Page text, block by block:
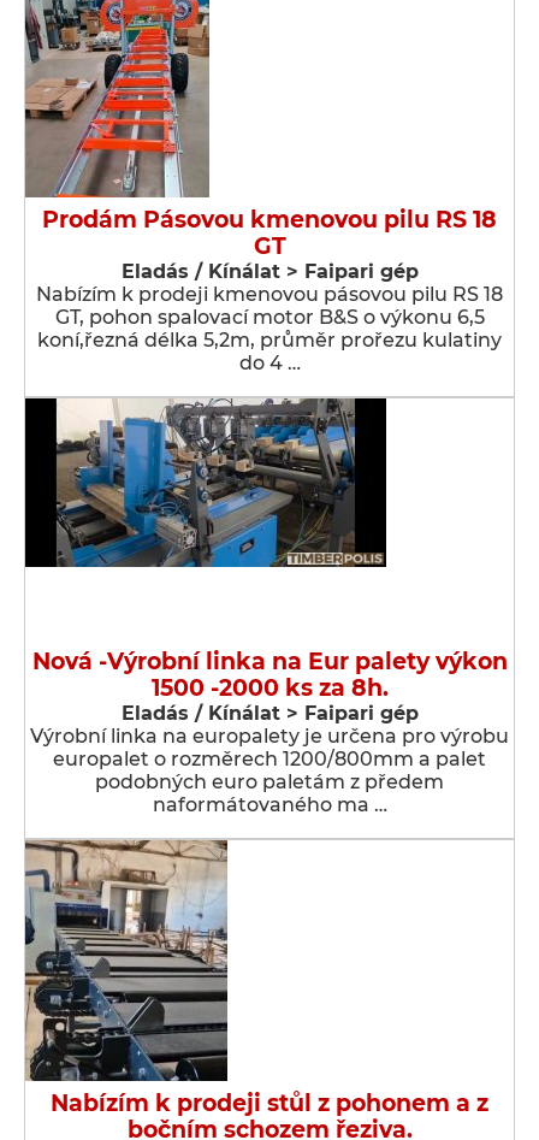
Prodám Pásovou kmenovou pilu RS 18
GT
Eladás / Kínálat > Faipari gép
Nabízím k prodeji kmenovou pásovou pilu RS 18
GT, pohon spalovací motor B&S o výkonu 6,5
koní,řezná délka 5,2m, průměr prořezu kulatiny
do 4 …
Nová -Výrobní linka na Eur palety výkon
1500 -2000 ks za 8h.
Eladás / Kínálat > Faipari gép
Výrobní linka na europalety je určena pro výrobu
europalet o rozměrech 1200/800mm a palet
podobných euro paletám z předem
naformátovaného ma …
Nabízím k prodeji stůl z pohonem a z
bočním schozem řeziva.